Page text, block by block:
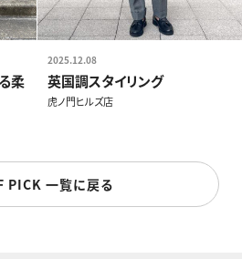
柔
2025.12.08
英国調スタイリング
虎ノ門ヒルズ店
PICK 一覧に戻る